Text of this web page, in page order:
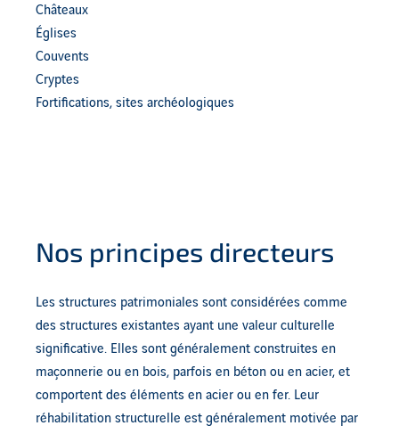
Châteaux
Églises
Couvents
Cryptes
Fortifications, sites archéologiques
Nos principes directeurs
Les structures patrimoniales sont considérées comme
des structures existantes ayant une valeur culturelle
significative. Elles sont généralement construites en
maçonnerie ou en bois, parfois en béton ou en acier, et
comportent des éléments en acier ou en fer. Leur
réhabilitation structurelle est généralement motivée par